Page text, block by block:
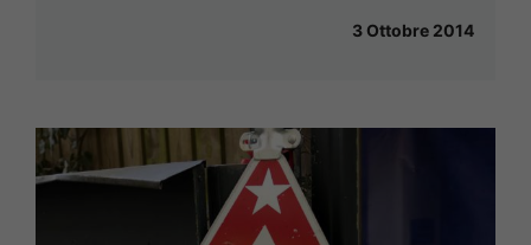
3 Ottobre 2014